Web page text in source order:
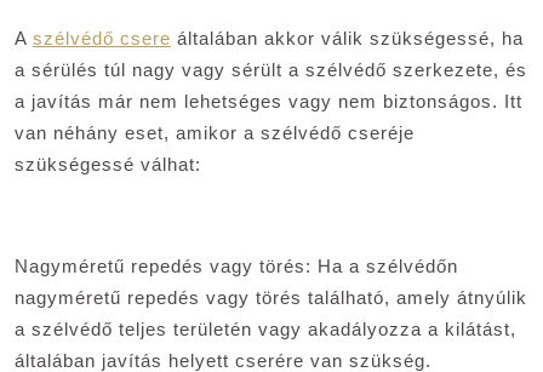
A szélvédő csere általában akkor válik szükségessé, ha
a sérülés túl nagy vagy sérült a szélvédő szerkezete, és
a javítás már nem lehetséges vagy nem biztonságos. Itt
van néhány eset, amikor a szélvédő cseréje
szükségessé válhat:
Nagyméretű repedés vagy törés: Ha a szélvédőn
nagyméretű repedés vagy törés található, amely átnyúlik
a szélvédő teljes területén vagy akadályozza a kilátást,
általában javítás helyett cserére van szükség.